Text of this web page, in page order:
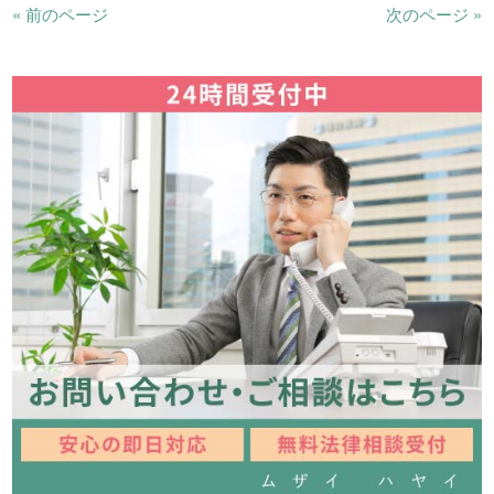
« 前のページ 次のページ »